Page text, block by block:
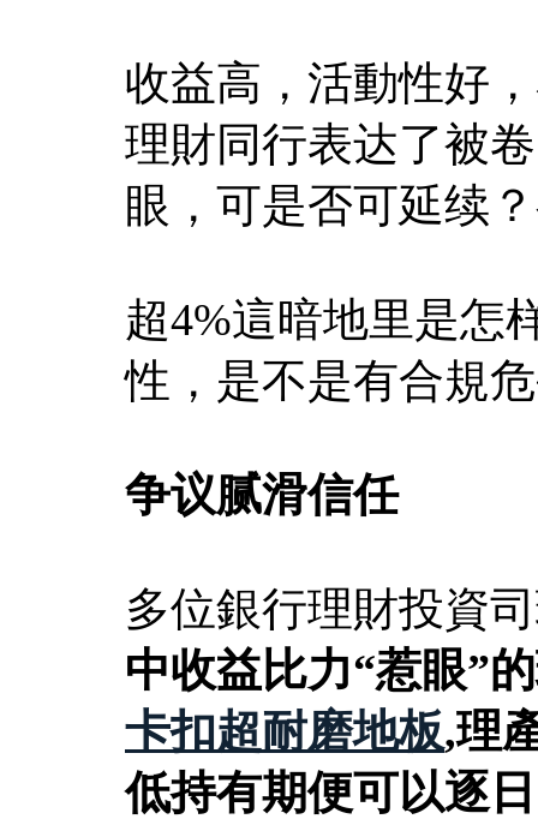
收益高，活動性好
理財同行表达了被
眼，可是否可延续
超4%這暗地里是怎
性，是不是有合規
争议腻滑信任
多位銀行理財投資
中收益比力“惹眼”
卡扣超耐磨地板,理
低持有期便可以逐